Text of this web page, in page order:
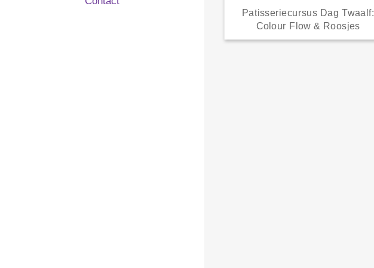
Patisseriecursus Dag Twaalf:
Colour Flow & Roosjes